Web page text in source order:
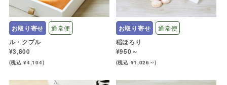
お取り寄せ 通常便
ル・クプル
¥3,800
(税込 ¥4,104)
お取り寄せ 通常便
稲ほろり
¥950～
(税込 ¥1,026～)